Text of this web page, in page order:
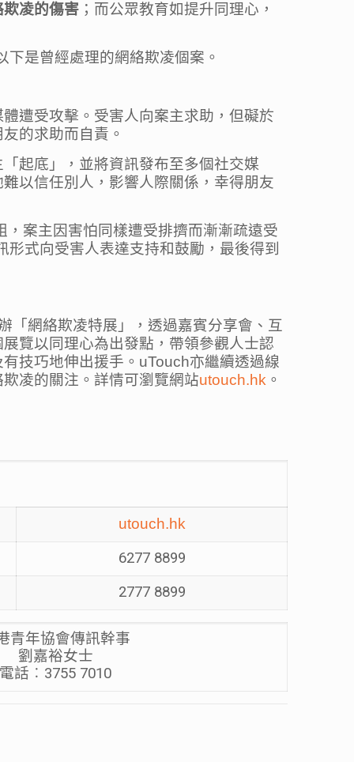
凌的傷害 ；而公眾教育如提升同理心，
是曾經處理的網絡欺凌個案。
遭受攻擊。受害人向案主求助，但礙於
的求助而自責。
起底」，並將資訊發布至多個社交媒
以信任別人，影響人際關係，幸得朋友
案主因害怕同樣遭受排擠而漸漸疏遠受
式向受害人表達支持和鼓勵，最後得到
「網絡欺凌特展」，透過嘉賓分享會、互
覽以同理心為出發點，帶領參觀人士認
技巧地伸出援手。uTouch亦繼續透過線
凌的關注。詳情可瀏覽網站utouch.hk 。
utouch.hk
6277 8899
2777 8899
青年協會傳訊幹事
劉嘉裕女士
電話︰3755 7010